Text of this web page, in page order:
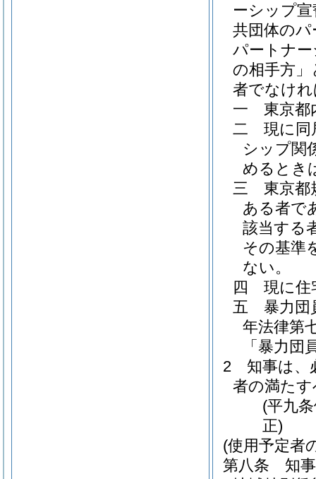
ーシップ
共団体の
パートナ
の相手方
者でなけ
一
東京都
二
現に同
シップ関
めるとき
三
東京都
ある者で
該当する
その基準
ない。
四
現に住
五
暴力団
年法律第
「暴力団
2
知事は、
者の満た
(平九
正)
(使用予定者
第八条
知